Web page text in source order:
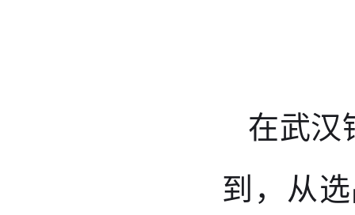
在武汉
到 ，从